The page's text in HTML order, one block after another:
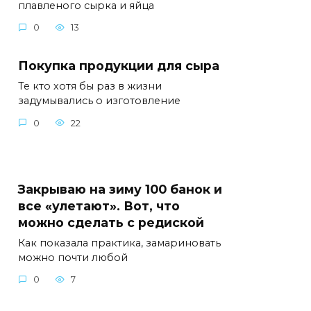
плавленого сырка и яйца
0 13
Покупка продукции для сыра
Те кто хотя бы раз в жизни
задумывались о изготовление
0 22
Закрываю на зиму 100 банок и
все «улетают». Вот, что
можно сделать с редиской
Как показала практика, замариновать
можно почти любой
0 7